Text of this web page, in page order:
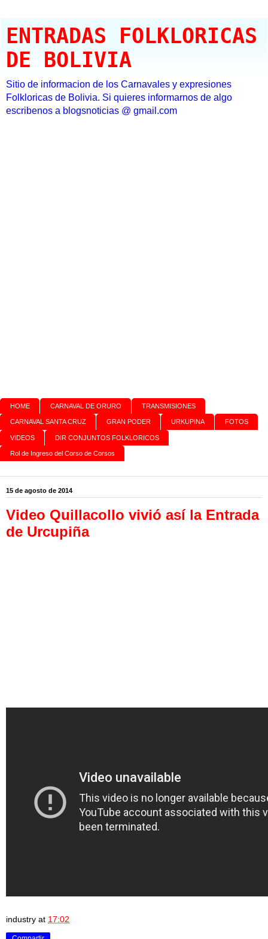
ENTRADAS FOLKLORICAS
DE BOLIVIA
Sitio de informacion de los Carnavales y expresiones
Folkloricas de Bolivia. Si quieres informarnos de algo
escribenos a blogsnoticias @ gmail.com
HOME CARNAVAL DE ORURO TRANSMISIONES
CARNAVAL SANTA CRUZ GRAN PODER URKUPINA FOTOS
VIDEOS DIR CONJUNTOS FOLKLORICOS
Rol de Ingreso del Corso de Corsos
15 de agosto de 2014
Video Quillacollo vivió así la Entrada
de Urcupiña
industry at 17:02